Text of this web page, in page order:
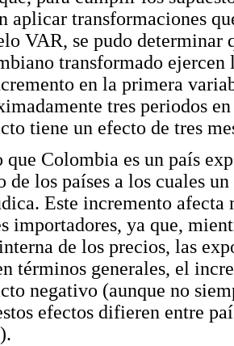
aplicar transformaciones
VAR, se pudo determinar
transformado
en la primera
tres periodos
tiene un efecto de tres
que Colombia es un país
de los países a los cuales
Este incremento afecta
importadores, ya que,
de los precios, las
términos generales, el
negativo (aunque no
efectos difieren entre